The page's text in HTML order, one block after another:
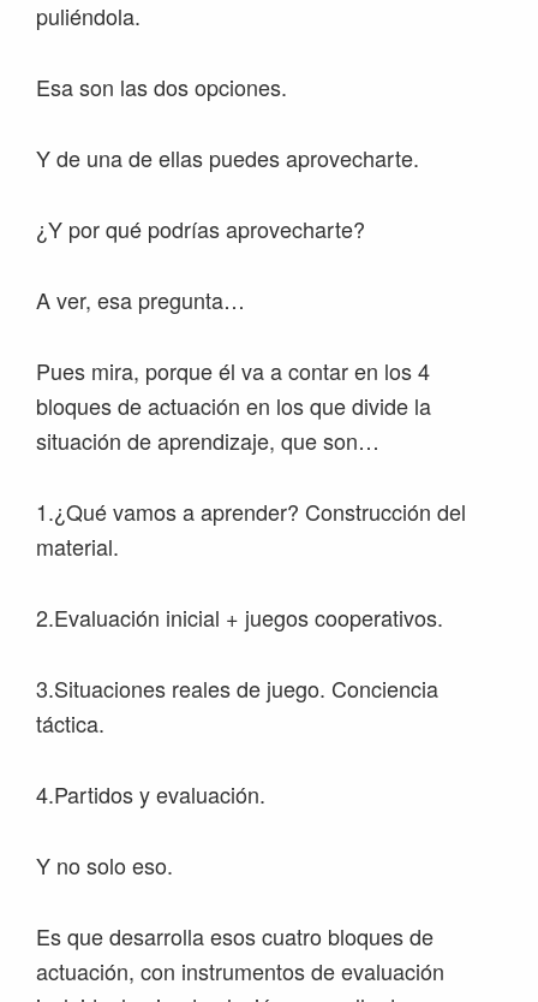
puliéndola.
Esa son las dos opciones.
Y de una de ellas puedes aprovecharte.
¿Y por qué podrías aprovecharte?
A ver, esa pregunta…
Pues mira, porque él va a contar en los 4
bloques de actuación en los que divide la
situación de aprendizaje, que son…
1.¿Qué vamos a aprender? Construcción del
material.
2.Evaluación inicial + juegos cooperativos.
3.Situaciones reales de juego. Conciencia
táctica.
4.Partidos y evaluación.
Y no solo eso.
Es que desarrolla esos cuatro bloques de
actuación, con instrumentos de evaluación